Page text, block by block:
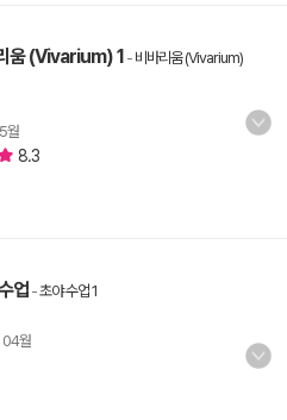
움 (Vivarium) 1- 비바리움 (Vivarium)
월
8.3
업 -초야 수업 1
월